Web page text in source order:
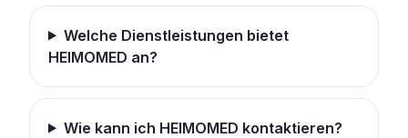
Welche Dienstleistungen bietet
HEIMOMED an?
Wie kann ich HEIMOMED kontaktieren?